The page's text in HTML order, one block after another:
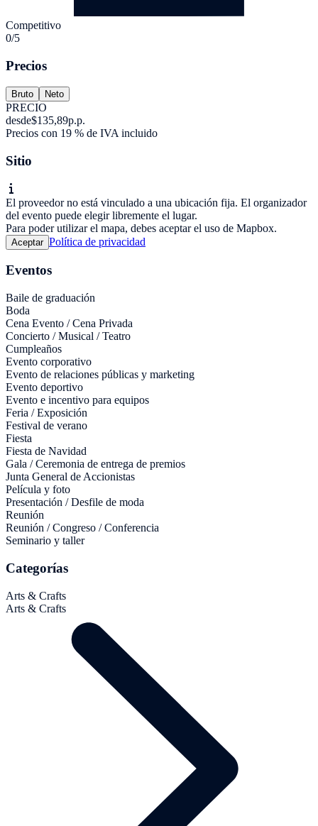
Competitivo
0/5
Precios
Bruto Neto
PRECIO
desde$135,89p.p.
Precios con 19 % de IVA incluido
Sitio
El proveedor no está vinculado a una ubicación fija. El organizador
del evento puede elegir libremente el lugar.
Para poder utilizar el mapa, debes aceptar el uso de Mapbox.
Aceptar Política de privacidad
Eventos
Baile de graduación
Boda
Cena Evento / Cena Privada
Concierto / Musical / Teatro
Cumpleaños
Evento corporativo
Evento de relaciones públicas y marketing
Evento deportivo
Evento e incentivo para equipos
Feria / Exposición
Festival de verano
Fiesta
Fiesta de Navidad
Gala / Ceremonia de entrega de premios
Junta General de Accionistas
Película y foto
Presentación / Desfile de moda
Reunión
Reunión / Congreso / Conferencia
Seminario y taller
Categorías
Arts & Crafts
Arts & Crafts